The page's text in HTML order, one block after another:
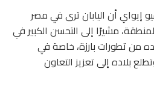
إيواي أن اليابان ترى في مصر
مشيرًا إلى التحسن الكبير في
من تطورات بارزة، خاصة في
بلاده إلى تعزيز التعاون